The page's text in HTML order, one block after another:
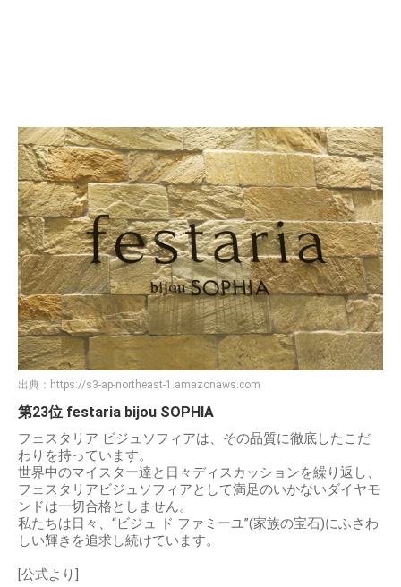
出典： https://s3-ap-northeast-1.amazonaws.com
第23位 festaria bijou SOPHIA
フェスタリア ビジュソフィアは、その品質に徹底したこだ
わりを持っています。
世界中のマイスター達と日々ディスカッションを繰り返し、
フェスタリアビジュソフィアとして満足のいかないダイヤモ
ンドは一切合格としません。
私たちは日々、“ビジュ ド ファミーユ”(家族の宝石)にふさわ
しい輝きを追求し続けています。
[公式より]